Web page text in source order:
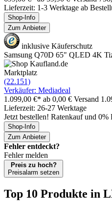
Lieferzeit: 1-3 Werktage ab
Shop-Info
Zum Anbieter
inklusive Käuferschutz
Samsung Q70D 65" QLED 4K
Marktplatz
(22.151)
Verkäufer: Mediadeal
1.099,00 €* ab 0,00 € Versand
Lieferzeit: 26-27 Werktage
Jetzt bestellen! Ratenkauf und
Shop-Info
Zum Anbieter
Fehler entdeckt?
Fehler melden
Preis zu hoch?
Preisalarm setzen
Top 10 Produkte in